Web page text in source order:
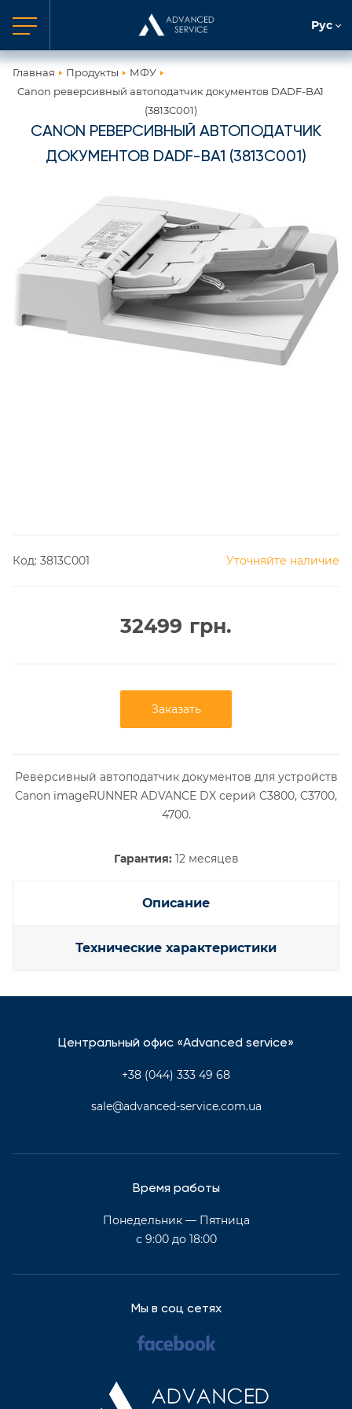
Рус
Главная Продукты
МФУ
Canon реверсивный автоподатчик документов DADF-BA1
(3813C001)
CANON РЕВЕРСИВНЫЙ АВТОПОДАТЧИК
ДОКУМЕНТОВ DADF-BA1 (3813C001)
Код: 3813C001 Уточняйте наличие
32499 грн.
Заказать
Реверсивный автоподатчик документов для устройств
Canon imageRUNNER ADVANCE DX серий C3800, C3700,
4700.
Гарантия:12 месяцев
Описание
Технические характеристики
Центральный офис «Advanced service»
+38 (044) 333 49 68
sale@advanced-service.com.ua
Время работы
Понедельник — Пятница
с 9:00 до 18:00
Мы в соц сетях